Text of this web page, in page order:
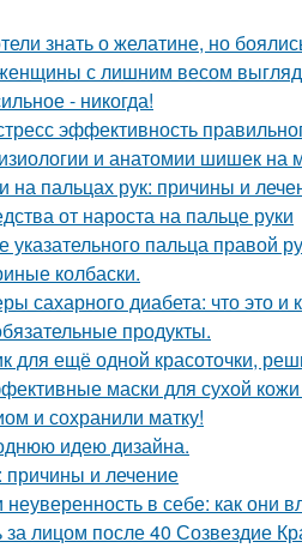
знать о желатине, но
с лишним весом
- никогда!
эффективность
и анатомии шишек на
на пальцах рук: причины и
от нароста на пальце руки
указательного пальца правой
колбаски.
сахарного диабета: что это и
продукты.
для ещё одной красоточки,
маски для сухой
и сохранили матку!
идею дизайна.
причины и лечение
неуверенность в себе: как они
за лицом после 40 Созвездие